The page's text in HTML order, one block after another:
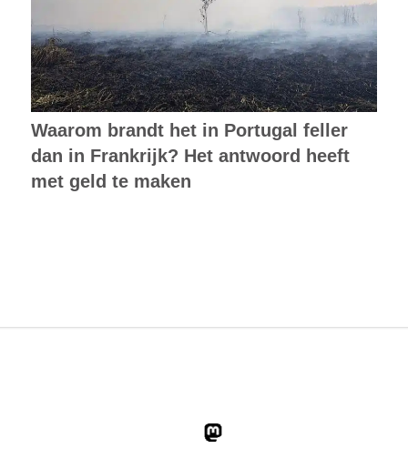
Waarom brandt het in Portugal feller
dan in Frankrijk? Het antwoord heeft
met geld te maken